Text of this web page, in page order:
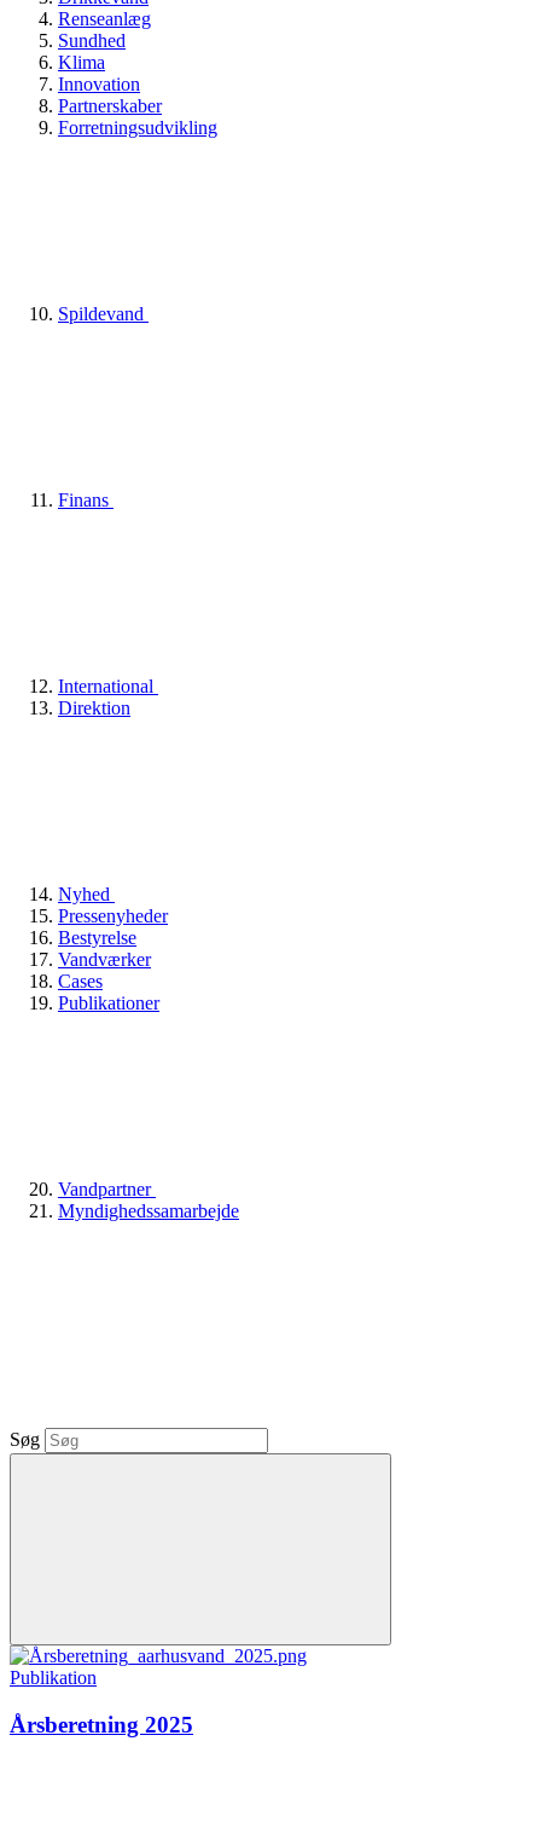
Renseanlæg
Sundhed
Klima
Innovation
Partnerskaber
Forretningsudvikling
Spildevand
Finans
International
Direktion
Nyhed
Pressenyheder
Bestyrelse
Vandværker
Cases
Publikationer
Vandpartner
Myndighedssamarbejde
Søg
Publikation
Årsberetning 2025